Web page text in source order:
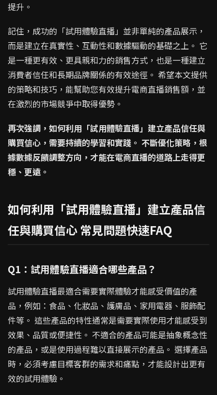
提升。
記住，成功的「試用體驗直播」並非單純的產品展示，
而是建立在真實性、互動性和數據驅動的基礎之上。 它
是一種更有效、更具親和力的銷售方式，也是一種建立
消費者信任和長期品牌關係的有效途徑。 希望本文提供
的策略和技巧，能幫助您有效提升電商直播銷售額，並
在激烈的市場競爭中取得優勢。
再次強調，如何利用「試用體驗直播」建立產品信任與
購買信心，需要持續的學習和實踐。 不斷優化策略，根
據數據反饋調整方向，才能在電商直播的道路上走得更
穩、更遠。
如何利用「試用體驗直播」建立產品信
任與購買信心 常見問題快速FAQ
Q1：試用體驗直播適合哪些產品？
試用體驗直播最適合需要實際體驗才能感受價值的產
品，例如：食品、化妝品、護膚品、家用電器、服飾配
件等。 這些產品的特性通常是需要實際使用才能感受到
效果、品質或便捷性。 不適合的產品可能是抽象概念性
的產品，或是使用過程難以直接展示的產品。 選擇產品
時，必須考慮目標客群的需求和痛點，才能設計出更有
效的試用體驗。